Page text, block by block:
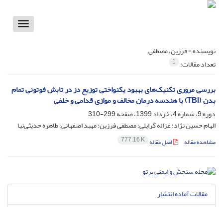
Toggle
نویسنده =فرزین، مصطفی
تعداد مقالات: 1
بررسی مروری تکنیک‌های بهبود یکنواختی توزیع دز در تابش فوتونی تمام
بدن (TBI) با هندسه درمان مخالف و موازی قدامی و خلفی
دوره 9، شماره 4، خرداد 1399، صفحه
299-310
الهام حسین نژاد؛ غزاله گرایلی؛ مصطفی فرزین؛ مهبد اصفهانی؛ طاهره حدیثی‌نیا
مشاهده مقاله اصل مقاله 777.16 K
مقالات آماده انتشار